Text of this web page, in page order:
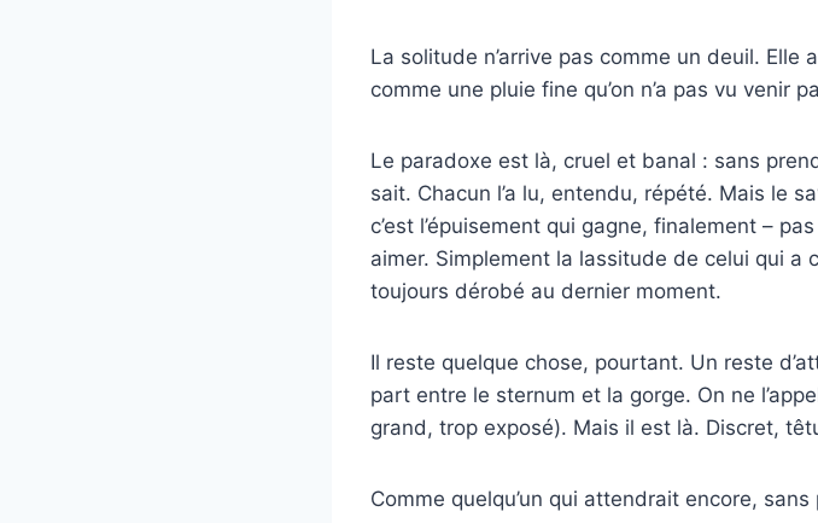
La solitude n’arrive pas comme un deuil. Elle
comme une pluie fine qu’on n’a pas vu venir
Le paradoxe est là, cruel et banal : sans
sait. Chacun l’a lu, entendu, répété. Mais le
c’est l’épuisement qui gagne, finalement –
aimer. Simplement la lassitude de celui qui a
toujours dérobé au dernier moment.
Il reste quelque chose, pourtant. Un reste
part entre le sternum et la gorge. On ne
grand, trop exposé). Mais il est là. Discret,
Comme quelqu’un qui attendrait encore,